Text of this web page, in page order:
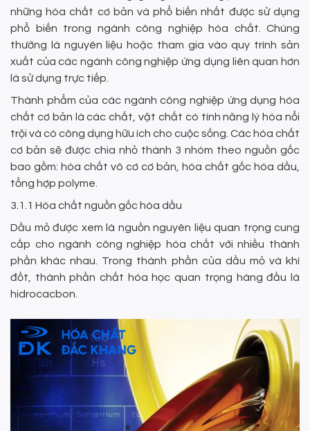
những hóa chất cơ bản và phổ biến nhất được sử dụng
phổ biến trong ngành công nghiệp hóa chất. Chúng
thường là nguyên liệu hoặc tham gia vào quy trình sản
xuất của các ngành công nghiệp ứng dụng liên quan hơn
là sử dụng trực tiếp.
Thành phẩm của các ngành công nghiệp ứng dụng hóa
chất cơ bản là các chất, vật chất có tính năng lý hóa nổi
trội và có công dụng hữu ích cho cuộc sống. Các hóa chất
cơ bản sẽ được chia nhỏ thành 3 nhóm theo nguồn gốc
bao gồm: hóa chất vô cơ cơ bản, hóa chất gốc hóa dầu,
tổng hợp polyme.
3.1.1 Hóa chất nguồn gốc hóa dầu
Dầu mỏ được xem là nguồn nguyên liệu quan trọng cung
cấp cho ngành công nghiệp hóa chất với nhiều thành
phần khác nhau. Trong thành phần của dầu mỏ và khí
đốt, thành phần chất hóa học quan trọng hàng đầu là
hidrocacbon.